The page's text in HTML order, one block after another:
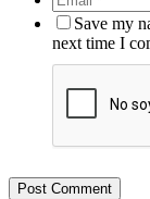
Save my
next time I